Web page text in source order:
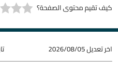
كيف تقيم محتوى الصفحة؟
اخر تعديل2026/08/05